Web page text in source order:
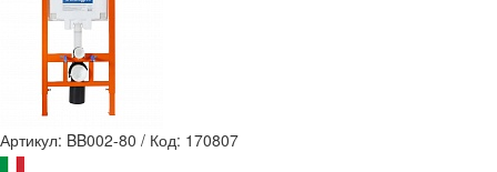
Артикул: BB002-80 / Код: 170807